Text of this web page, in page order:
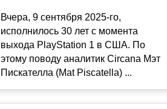
Вчера, 9 сентября 2025-го,
исполнилось 30 лет с момента
выхода PlayStation 1 в США. По
этому поводу аналитик Circana Мэт
Пискателла (Mat Piscatella) ...